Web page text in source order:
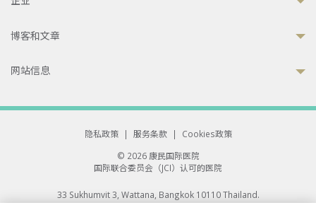
博客和文章
网站信息
隐私政策 | 服务条款 |
Cookies政策
© 2026 康民国际医院
国际联合委员会（JCI）认可的医院
33 Sukhumvit 3, Wattana, Bangkok 10110 Thailand.
All rights reserved.